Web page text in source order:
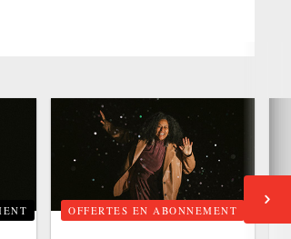
OFFERTES EN ABONNEMENT